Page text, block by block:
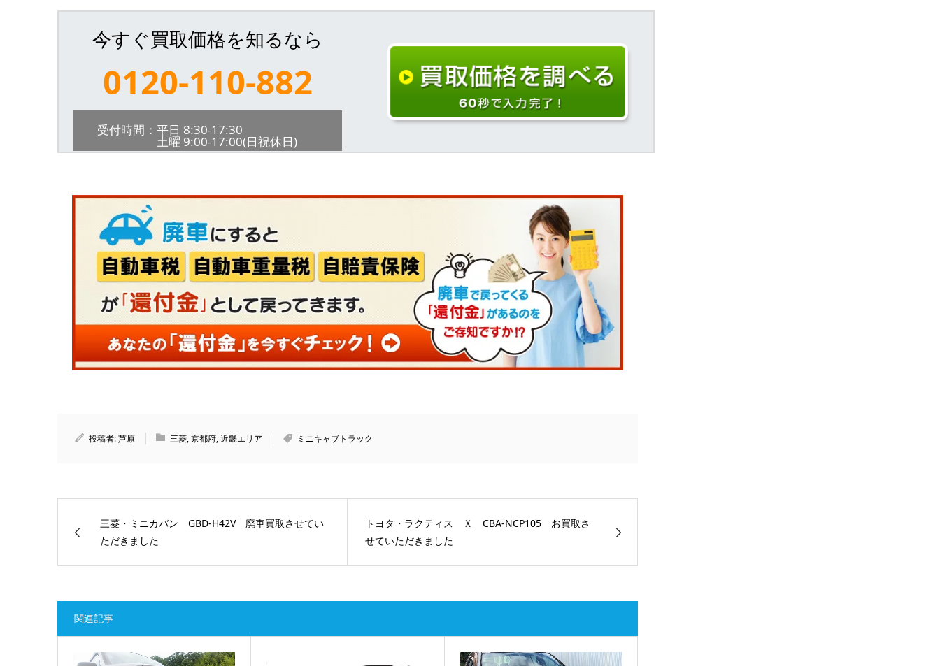
今すぐ買取価格を知るなら
0120-110-882
受付時間：平日 8:30-17:30
土曜 9:00-17:00(日祝休日)
投稿者:芦原 三菱,京都府,近畿エリア ミニキャブトラック
三菱・ミニカバン GBD-H42V 廃車買取させてい
ただきました
トヨタ・ラクティス Ｘ CBA-NCP105 お買取さ
せていただきました
関連記事